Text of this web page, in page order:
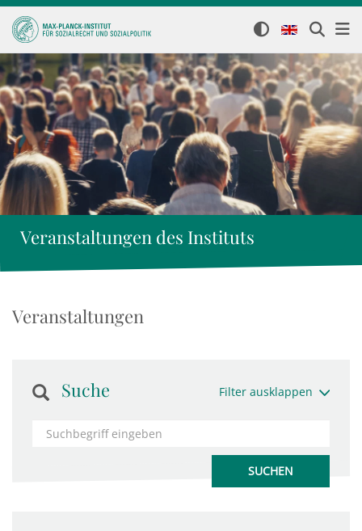
Veranstaltungen des Instituts
Veranstaltungen
Suche Filter ausklappen